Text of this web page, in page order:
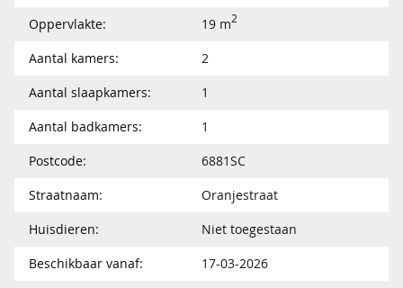
Oppervlakte:
19 m2
Aantal kamers:
2
Aantal slaapkamers:
1
Aantal badkamers:
1
Postcode:
6881SC
Straatnaam:
Oranjestraat
Huisdieren:
Niet toegestaan
Beschikbaar vanaf:
17-03-2026